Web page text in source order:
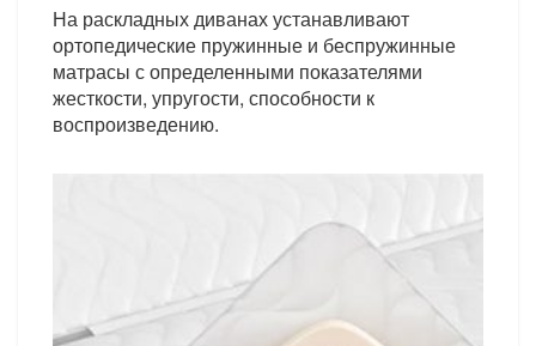
На раскладных диванах устанавливают
ортопедические пружинные и беспружинные
матрасы с определенными показателями
жесткости, упругости, способности к
воспроизведению.